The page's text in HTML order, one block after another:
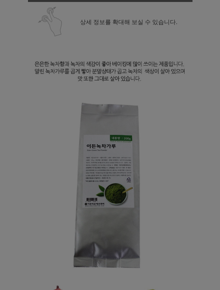
상세 정보를 확대해 보실 수 있습니다.